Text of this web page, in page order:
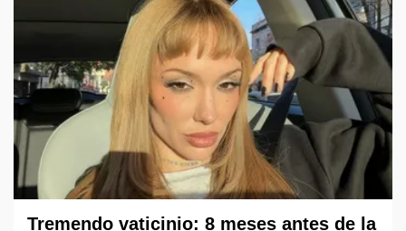
Tremendo vaticinio: 8 meses antes de la